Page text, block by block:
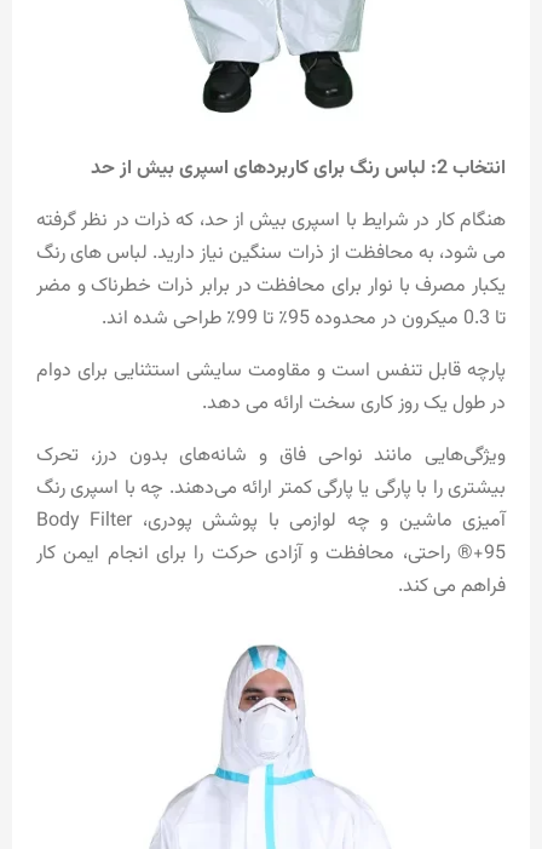
انتخاب 2: لباس رنگ برای کاربردهای اسپری بیش از حد
هنگام کار در شرایط با اسپری بیش از حد، که ذرات در نظر گرفته
می شود، به محافظت از ذرات سنگین نیاز دارید. لباس های رنگ
یکبار مصرف با نوار برای محافظت در برابر ذرات خطرناک و مضر
تا 0.3 میکرون در محدوده 95٪ تا 99٪ طراحی شده اند.
پارچه قابل تنفس است و مقاومت سایشی استثنایی برای دوام
در طول یک روز کاری سخت ارائه می دهد.
ویژگی‌هایی مانند نواحی فاق و شانه‌های بدون درز، تحرک
بیشتری را با پارگی یا پارگی کمتر ارائه می‌دهند. چه با اسپری رنگ
آمیزی ماشین و چه لوازمی با پوشش پودری، Body Filter
95+® راحتی، محافظت و آزادی حرکت را برای انجام ایمن کار
فراهم می کند.